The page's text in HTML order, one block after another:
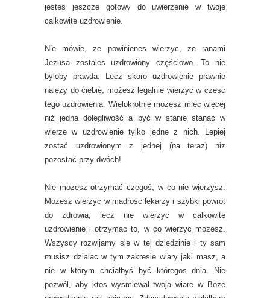
jestes jeszcze gotowy do uwierzenie w twoje
calkowite uzdrowienie.
Nie mówie, ze powinienes wierzyc, ze ranami
Jezusa zostales uzdrowiony częściowo. To nie
byloby prawda. Lecz skoro uzdrowienie prawnie
nalezy do ciebie, możesz legalnie wierzyc w czesc
tego uzdrowienia. Wielokrotnie mozesz miec więcej
niż jedna dolegliwość a być w stanie stanąć w
wierze w uzdrowienie tylko jedne z nich. Lepiej
zostać uzdrowionym z jednej (na teraz) niz
pozostać przy dwóch!
Nie mozesz otrzymać czegoś, w co nie wierzysz.
Mozesz wierzyc w madrość lekarzy i szybki powrót
do zdrowia, lecz nie wierzyc w calkowite
uzdrowienie i otrzymac to, w co wierzyc mozesz.
Wszyscy rozwijamy sie w tej dziedzinie i ty sam
musisz dzialac w tym zakresie wiary jaki masz, a
nie w którym chciałbyś być któregos dnia. Nie
pozwól, aby ktos wysmiewal twoja wiare w Boze